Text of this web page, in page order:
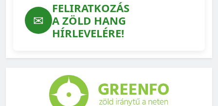
✉
FELIRATKOZÁS
A ZÖLD HANG
HÍRLEVELÉRE!